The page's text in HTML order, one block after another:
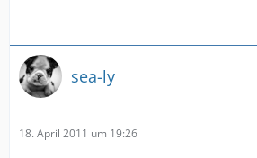
sea-ly
18. April 2011 um 19:26